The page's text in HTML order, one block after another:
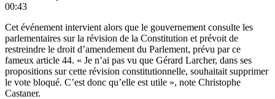
00:43
Cet événement intervient alors que le gouvernement consulte les
parlementaires sur la révision de la Constitution et prévoit de
restreindre le droit d’amendement du Parlement, prévu par ce
fameux article 44. « Je n’ai pas vu que Gérard Larcher, dans ses
propositions sur cette révision constitutionnelle, souhaitait supprimer
le vote bloqué. C’est donc qu’elle est utile », note Christophe
Castaner.